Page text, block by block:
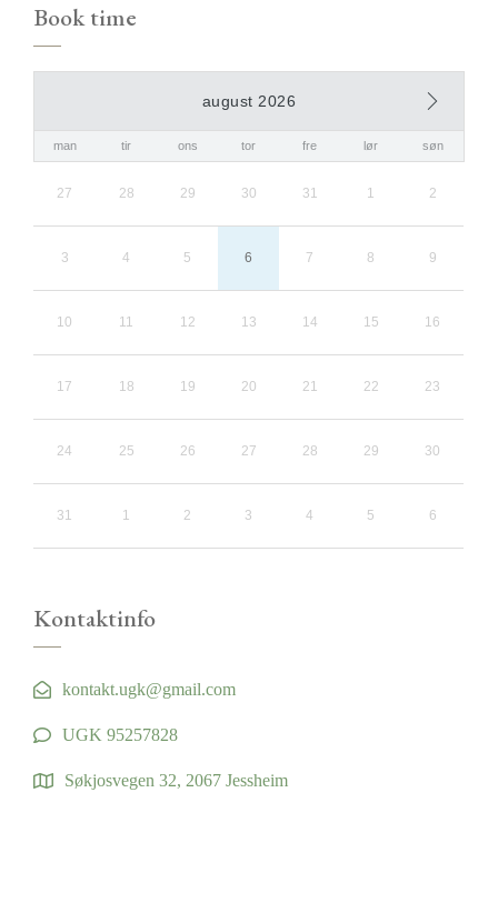
Book time
august 2026
man tir ons tor fre lør søn
27 28 29 30 31 1 2
3 4 5 6 7 8 9
10 11 12 13 14 15 16
17 18 19 20 21 22 23
24 25 26 27 28 29 30
31 1 2 3 4 5 6
Kontaktinfo
kontakt.ugk@gmail.com
UGK 95257828
Søkjosvegen 32, 2067 Jessheim